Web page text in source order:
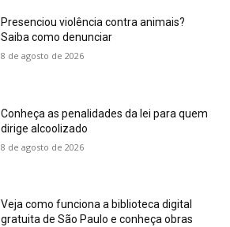
Presenciou violência contra animais?
Saiba como denunciar
8 de agosto de 2026
Conheça as penalidades da lei para quem
dirige alcoolizado
8 de agosto de 2026
Veja como funciona a biblioteca digital
gratuita de São Paulo e conheça obras